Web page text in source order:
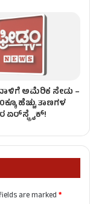
ಅಮೆರಿಕ ಸೇಡು –
ಹೆಚ್ಚು ತಾಣಗಳ
ಏರ್‌ಸ್ಟ್ರೈಕ್‌!
are marked*